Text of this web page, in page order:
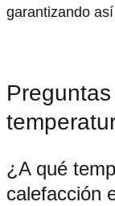
garantizando
¿A qué
calefacción